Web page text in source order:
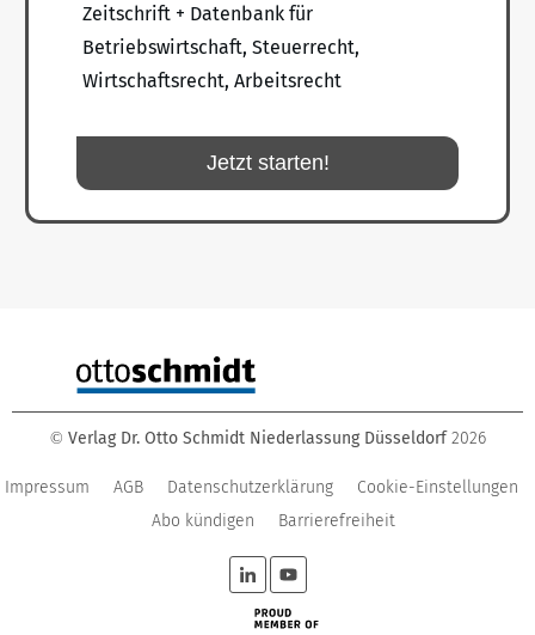
Zeitschrift + Datenbank für
Betriebswirtschaft, Steuerrecht,
Wirtschaftsrecht, Arbeitsrecht
Jetzt starten!
© Verlag Dr. Otto Schmidt Niederlassung Düsseldorf 2026
Impressum AGB Datenschutzerklärung
Cookie-Einstellungen
Abo kündigen
Barrierefreiheit